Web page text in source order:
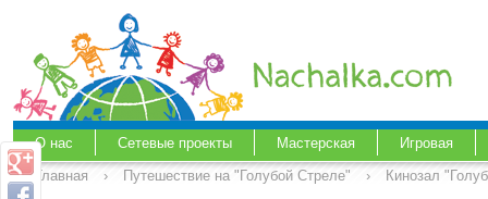
О нас Сетевые проекты Мастерская
Игровая
Главная
› Путешествие на "Голубой Стреле" › Кинозал